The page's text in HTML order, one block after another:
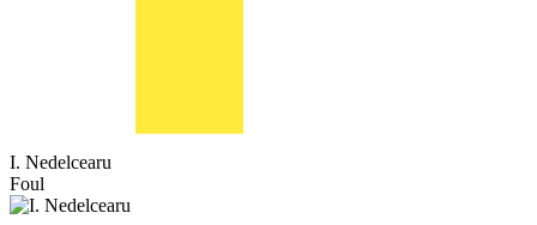
I. Nedelcearu
Foul